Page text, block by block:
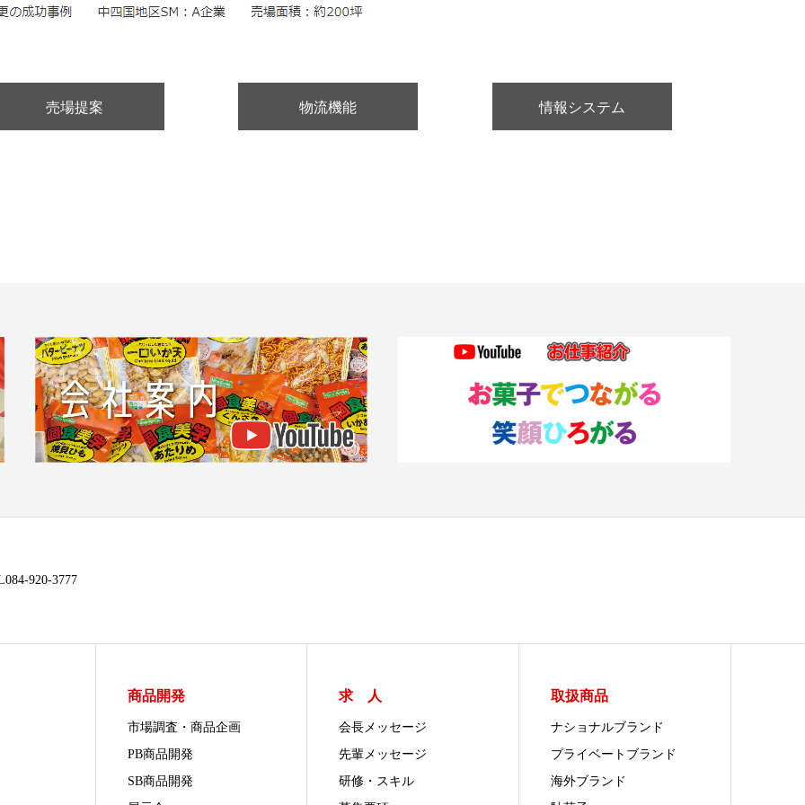
売場提案 物流機能 情報システム
920-3777
商品開発
市場調査・商品企画
PB商品開発
SB商品開発
求 人
会長メッセージ
先輩メッセージ
研修・スキル
取扱商品
ナショナルブランド
プライベートブランド
海外ブランド